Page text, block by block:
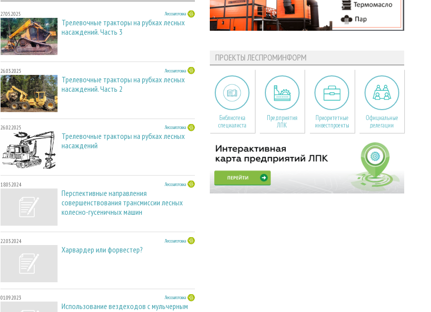
27.05.2025 Лесозаготовка
Трелевочные тракторы на рубках лесных
насаждений. Часть 3
26.03.2025 Лесозаготовка
Трелевочные тракторы на рубках лесных
насаждений. Часть 2
26.02.2025 Лесозаготовка
Трелевочные тракторы на рубках лесных
насаждений
18.05.2024 Лесозаготовка
Перспективные направления
совершенствования трансмиссии лесных
колесно-гусеничных машин
22.03.2024 Лесозаготовка
Харвардер или форвестер?
01.09.2023 Лесозаготовка
Использование вездеходов с мульчерным
ПРОЕКТЫ ЛЕСПРОМИНФОРМ
Библиотека
специалиста
Предприятия
ЛПК
Приоритетные
инвестпроекты
Официальные
делегации